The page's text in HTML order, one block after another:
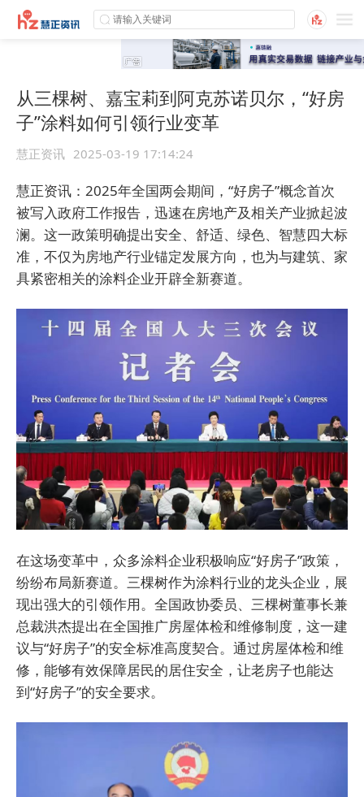
从三棵树、嘉宝莉到阿克苏诺贝尔，“好房
子”涂料如何引领行业变革
慧正资讯 2025-03-19 17:14:24
慧正资讯： 2025年全国两会期间，“好房子”概念首次
被写入政府工作报告，迅速在房地产及相关产业掀起波
澜。这一政策明确提出安全、舒适、绿色、智慧四大标
准，不仅为房地产行业锚定发展方向，也为与建筑、家
具紧密相关的涂料企业开辟全新赛道。
在这场变革中，众多涂料企业积极响应“好房子”政策，
纷纷布局新赛道。三棵树作为涂料行业的龙头企业，展
现出强大的引领作用。全国政协委员、三棵树董事长兼
总裁洪杰提出在全国推广房屋体检和维修制度，这一建
议与“好房子”的安全标准高度契合。通过房屋体检和维
修，能够有效保障居民的居住安全，让老房子也能达
到“好房子”的安全要求。